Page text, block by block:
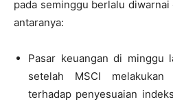
pada seminggu berlalu
antaranya:
Pasar keuangan di minggu
setelah MSCI melakukan
terhadap penyesuaian